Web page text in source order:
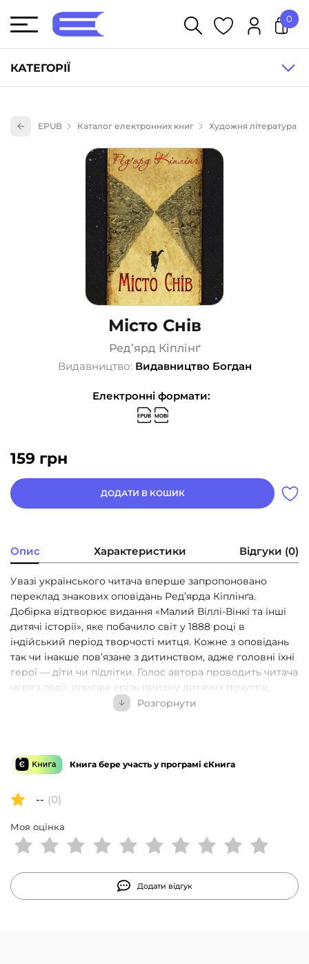
КАТЕГОРІЇ
Книги для дітей (836)
Книги для підлітків (240)
Науково-популярна література (1015)
Навчальна література та посібники (527)
Енциклопедії, довідники, словники (55)
Подарункові сертифікати (1)
0
EPUB Каталог електронних книг Художня література
Місто Снів
Ред’ярд Кіплінґ
Видавництво: Видавництво Богдан
Електронні формати:
159 грн
ДОДАТИ В КОШИК
Опис Характеристики Відгуки (0)
Увазі українського читача вперше запропоновано
переклад знакових оповідань Ред’ярда Кіплінґа.
Добірка відтворює видання «Малий Віллі-Вінкі та інші
дитячі історії», яке побачило світ у 1888 році в
індійський період творчості митця. Кожне з оповідань
так чи інакше пов’язане з дитинством, адже головні їхні
герої — діти чи підлітки. Голос автора проводить читача
через події, описані крізь призму дитячих почуттів,
примушуючи співпереживати юним героям, знайомить
романтичну традицію англійської літератури та
мікс на межі жанрів та епох. Про роль цієї новели у
становленні жанру фентезі та картографуванні уявних
світів розкаже післямова літературознавця Михайла
Назаренка. Для дітей старшого шкільного віку та
широкого кола читачів.
Розгорнути
Книга бере участь у програмі єКнига
-- (0)
Моя оцінка
Додати відгук